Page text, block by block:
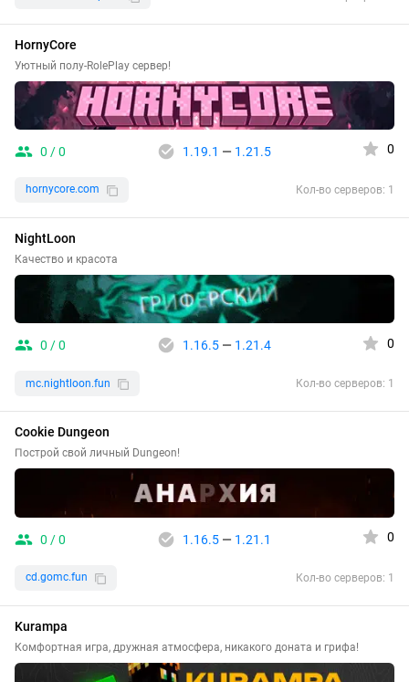
HornyCore
Уютный полу-RolePlay сервер!
0 / 0 1.19.1 — 1.21.5 0
hornycore.com Кол-во серверов: 1
NightLoon
Качество и красота
0 / 0 1.16.5— 1.21.4 0
mc.nightloon.fun Кол-во серверов: 1
Cookie Dungeon
Построй свой личный Dungeon!
0 / 0 1.16.5— 1.21.1 0
cd.gomc.fun Кол-во серверов: 1
Kurampa
Комфортная игра, дружная атмосфера, никакого доната и грифа!